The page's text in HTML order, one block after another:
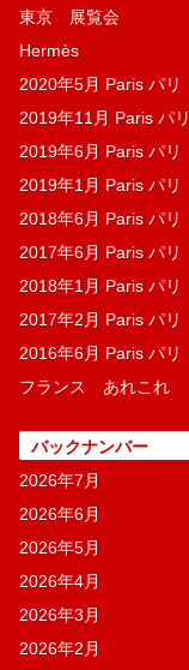
東京 展覧会
Hermès
2020年5月 Paris パリ
2019年11月 Paris パリ
2019年6月 Paris パリ
2019年1月 Paris パリ
2018年6月 Paris パリ
2017年6月 Paris パリ
2018年1月 Paris パリ
2017年2月 Paris パリ
2016年6月 Paris パリ
フランス あれこれ
バックナンバー
2026年7月
2026年6月
2026年5月
2026年4月
2026年3月
2026年2月